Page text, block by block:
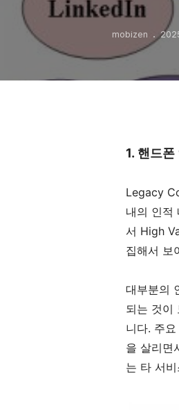
mobizen
1. 핸드
Legacy
내의 인적
서 High
집해서 보
대부분의
되는 것이
니다. 주
을 살리면
는 타 서